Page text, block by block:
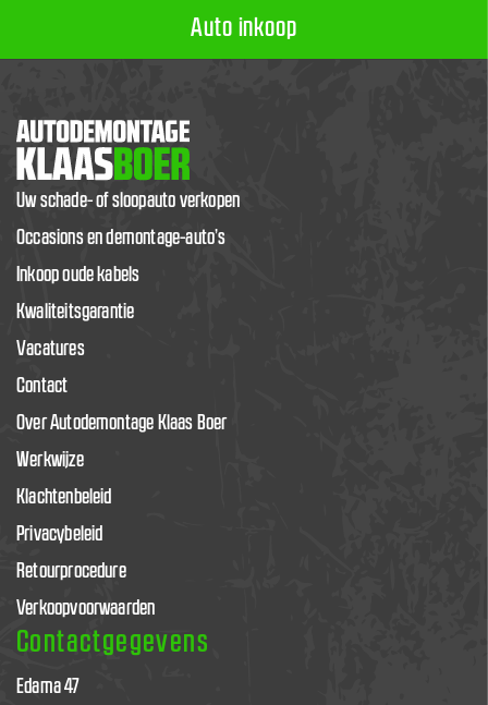
Auto inkoop
Uw schade- of sloopauto verkopen
Occasions en demontage-auto’s
Inkoop oude kabels
Kwaliteitsgarantie
Vacatures
Contact
Over Autodemontage Klaas Boer
Werkwijze
Klachtenbeleid
Privacybeleid
Retourprocedure
Verkoopvoorwaarden
Contactgegevens
Edama 47